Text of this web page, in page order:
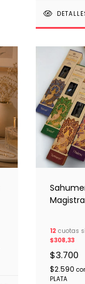
12 cuotas
$308,33
$3.700
$2.590
PLATA